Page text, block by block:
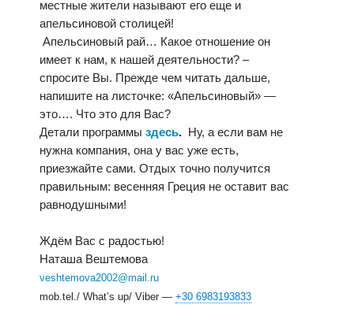
местные жители называют его еще и
апельсиновой столицей!
Апельсиновый рай… Какое отношение он
имеет к нам, к нашей деятельности? –
спросите Вы. Прежде чем читать дальше,
напишите на листочке: «Апельсиновый» —
это…. Что это для Вас?
Детали программы здесь. Ну, а если вам не
нужна компания, она у вас уже есть,
приезжайте сами. Отдых точно получится
правильным: весенняя Греция не оставит вас
равнодушными!
Ждём Вас с радостью!
Наташа Вештемова
veshtemova2002@mail.ru
mob.tel./ What’s up/ Viber — +30 6983193833